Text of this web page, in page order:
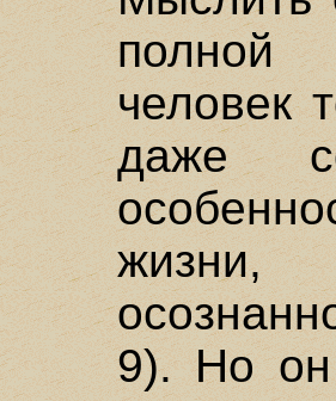
полной
человек
даже
жизни,
9). Но